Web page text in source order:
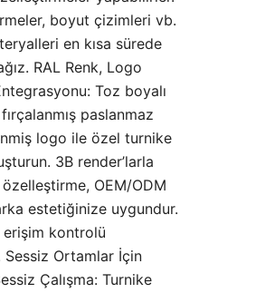
boyut çizimleri vb.
en kısa sürede
RAL Renk, Logo
Toz boyalı
paslanmaz
logo ile özel turnike
3B render’larla
OEM/ODM
estetiğinize uygundur.
erişim kontrolü
Sessiz Ortamlar İçin
Çalışma: Turnike